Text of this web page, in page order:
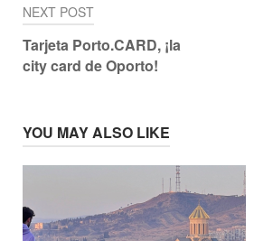
NEXT POST
Tarjeta Porto.CARD, ¡la
city card de Oporto!
YOU MAY ALSO LIKE